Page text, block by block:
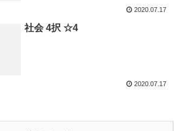
2020.07.17
社会 4択 ☆4
2020.07.17